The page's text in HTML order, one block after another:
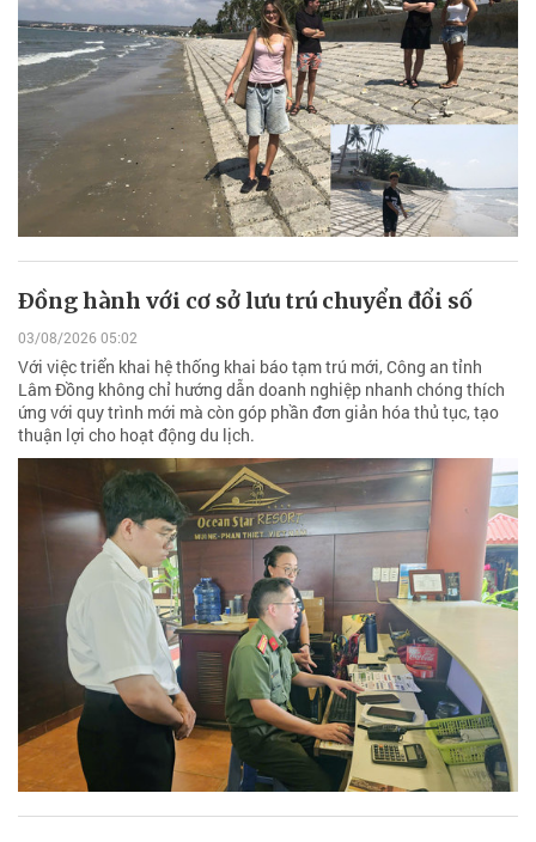
Ðồng hành với cơ sở lưu trú chuyển đổi số
03/08/2026 05:02
Với việc triển khai hệ thống khai báo tạm trú mới, Công an tỉnh
Lâm Đồng không chỉ hướng dẫn doanh nghiệp nhanh chóng thích
ứng với quy trình mới mà còn góp phần đơn giản hóa thủ tục, tạo
thuận lợi cho hoạt động du lịch.